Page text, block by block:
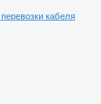
кабеля